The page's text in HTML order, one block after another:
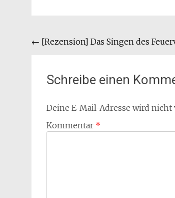
Beitragsnavigation
← [Rezension] Das Singen des
Schreibe einen
Deine E-Mail-Adresse wird
Kommentar *